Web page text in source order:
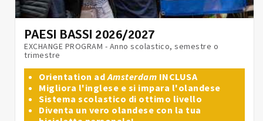
PAESI BASSI 2026/2027
EXCHANGE PROGRAM - Anno scolastico, semestre o
trimestre
Orientation adAmsterdam INCLUSA
Migliora l'inglese e si impara l'olandese
Sistema scolastico di ottimo livello
Diventa un vero olandese con la tua